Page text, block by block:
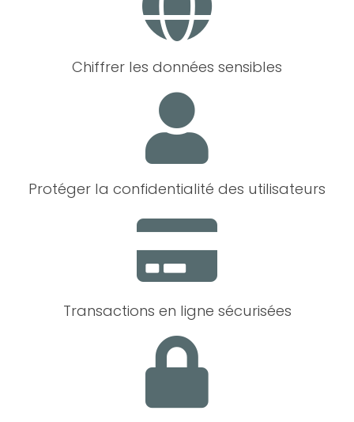
Chiffrer les données sensibles
Protéger la confidentialité des utilisateurs
Transactions en ligne sécurisées